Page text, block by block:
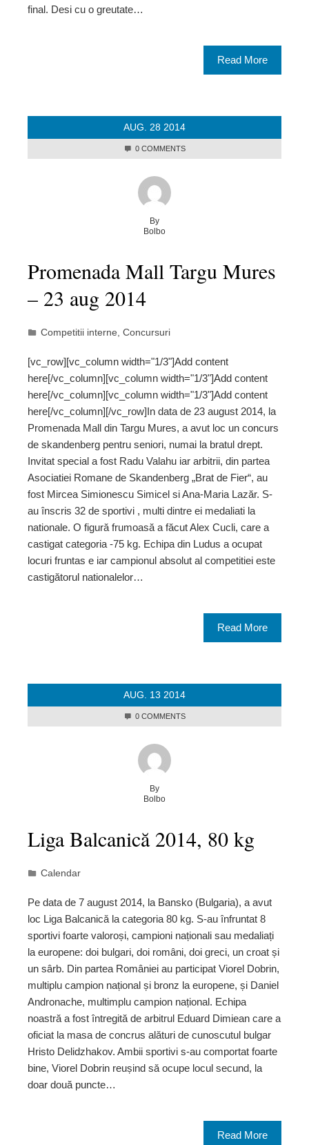
final. Desi cu o greutate…
Read More
AUG. 28 2014
0 COMMENTS
By
Bolbo
Promenada Mall Targu Mures
– 23 aug 2014
Competitii interne, Concursuri
[vc_row][vc_column width="1/3"]Add content
here[/vc_column][vc_column width="1/3"]Add content
here[/vc_column][vc_column width="1/3"]Add content
here[/vc_column][/vc_row]In data de 23 august 2014, la
Promenada Mall din Targu Mures, a avut loc un concurs
de skandenberg pentru seniori, numai la bratul drept.
Invitat special a fost Radu Valahu iar arbitrii, din partea
Asociatiei Romane de Skandenberg „Brat de Fier“, au
fost Mircea Simionescu Simicel si Ana-Maria Lazăr. S-
au înscris 32 de sportivi , multi dintre ei medaliati la
nationale. O figură frumoasă a făcut Alex Cucli, care a
castigat categoria -75 kg. Echipa din Ludus a ocupat
locuri fruntas e iar campionul absolut al competitiei este
castigătorul nationalelor…
Read More
AUG. 13 2014
0 COMMENTS
By
Bolbo
Liga Balcanică 2014, 80 kg
Calendar
Pe data de 7 august 2014, la Bansko (Bulgaria), a avut
loc Liga Balcanică la categoria 80 kg. S-au înfruntat 8
sportivi foarte valoroși, campioni naționali sau medaliați
la europene: doi bulgari, doi români, doi greci, un croat și
un sârb. Din partea României au participat Viorel Dobrin,
multiplu campion național și bronz la europene, și Daniel
Andronache, multimplu campion național. Echipa
noastră a fost întregită de arbitrul Eduard Dimiean care a
oficiat la masa de concrus alături de cunoscutul bulgar
Hristo Delidzhakov. Ambii sportivi s-au comportat foarte
bine, Viorel Dobrin reușind să ocupe locul secund, la
doar două puncte…
Read More